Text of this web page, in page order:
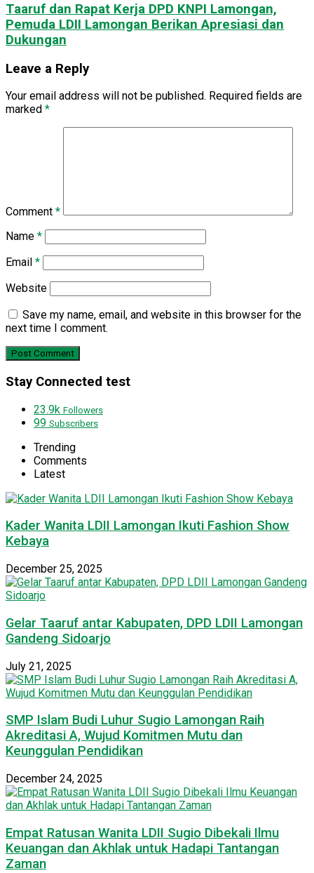
Taaruf dan Rapat Kerja DPD KNPI Lamongan,
Pemuda LDII Lamongan Berikan Apresiasi dan
Dukungan
Leave a Reply
Your email address will not be published. Required fields are
marked *
Comment *
Name *
Email *
Website
Save my name, email, and website in this browser for the
next time I comment.
Stay Connected test
23.9k Followers
99 Subscribers
Trending
Comments
Latest
Kader Wanita LDII Lamongan Ikuti Fashion Show
Kebaya
December 25, 2025
Gelar Taaruf antar Kabupaten, DPD LDII Lamongan
Gandeng Sidoarjo
July 21, 2025
SMP Islam Budi Luhur Sugio Lamongan Raih
Akreditasi A, Wujud Komitmen Mutu dan
Keunggulan Pendidikan
December 24, 2025
Empat Ratusan Wanita LDII Sugio Dibekali Ilmu
Keuangan dan Akhlak untuk Hadapi Tantangan
Zaman